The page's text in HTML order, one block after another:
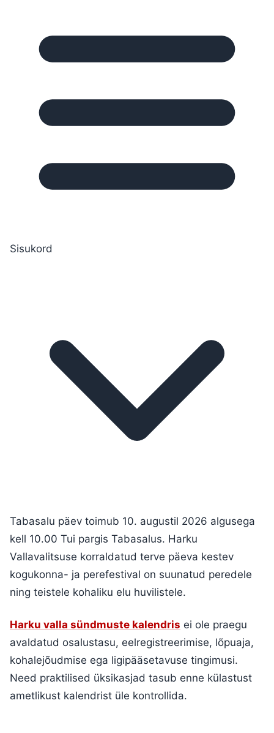
Sisukord
Tabasalu päev toimub 10. augustil 2026 algusega
kell 10.00 Tui pargis Tabasalus. Harku
Vallavalitsuse korraldatud terve päeva kestev
kogukonna- ja perefestival on suunatud peredele
ning teistele kohaliku elu huvilistele.
Harku valla sündmuste kalendris ei ole praegu
avaldatud osalustasu, eelregistreerimise, lõpuaja,
kohalejõudmise ega ligipääsetavuse tingimusi.
Need praktilised üksikasjad tasub enne külastust
ametlikust kalendrist üle kontrollida.